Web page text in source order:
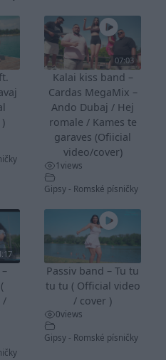
07:03
Kalai kiss band –
Cardas MegaMix –
Ando Dubaj / Hej
romale / Kames te
garaves (Ofiicial
video/cover)
1views
Gipsy - Romské písničky
/
Passiv band – Tu tu
tu tu ( Official video
/ cover )
0views
Gipsy - Romské písničky